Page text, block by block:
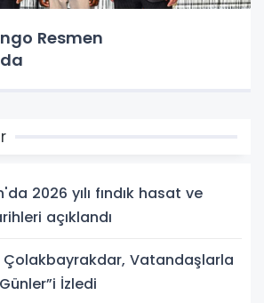
Resmen
2026 yılı fındık hasat ve
açıklandı
Çolakbayrakdar, Vatandaşlarla
İzledi